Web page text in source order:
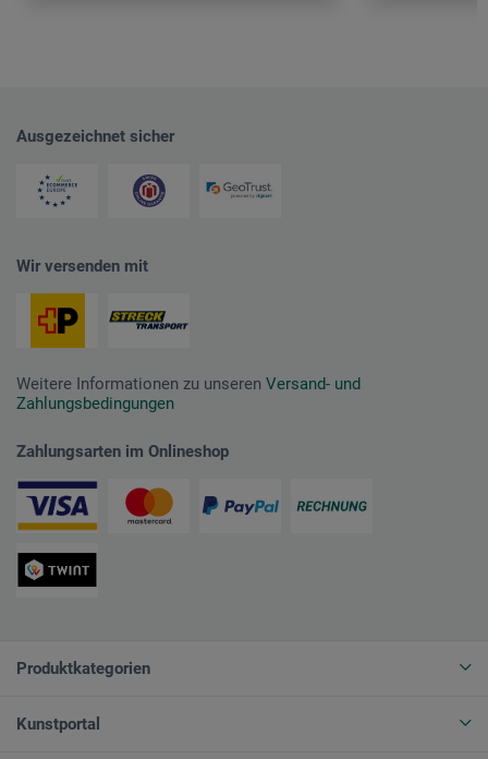
Ausgezeichnet sicher
Wir versenden mit
Weitere Informationen zu unseren Versand- und
Zahlungsbedingungen
Zahlungsarten im Onlineshop
Produktkategorien
Kunstportal